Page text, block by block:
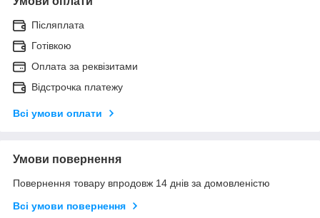
Післяплата
Готівкою
Оплата за реквізитами
Відстрочка платежу
Всі умови оплати
Умови повернення
Повернення товару впродовж 14 днів за домовленістю
Всі умови повернення